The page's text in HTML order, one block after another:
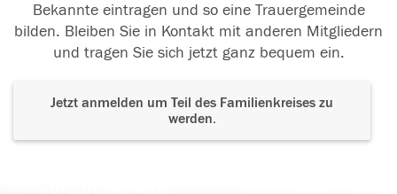
Bekannte eintragen und so eine Trauergemeinde
bilden. Bleiben Sie in Kontakt mit anderen Mitgliedern
und tragen Sie sich jetzt ganz bequem ein.
Jetzt anmelden um Teil des Familienkreises zu
werden.